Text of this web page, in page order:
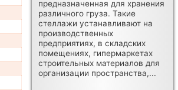
предназначенная для хранения
различного груза. Такие
стеллажи устанавливают на
производственных
предприятиях, в складских
помещениях, гипермаркетах
строительных материалов для
организации пространства,...